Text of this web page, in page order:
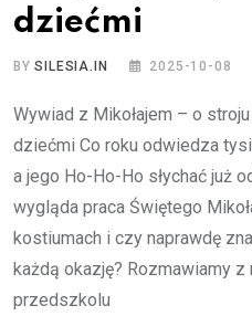
dziećmi
BYSILESIA.IN 2025-10-08
Wywiad z Mikołajem – o
dziećmi Co roku odwiedza
a jego Ho-Ho-Ho słychać już
wygląda praca Świętego
kostiumach i czy naprawdę
każdą okazję? Rozmawiamy
przedszkolu